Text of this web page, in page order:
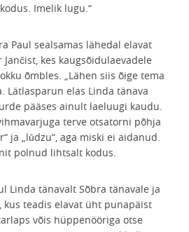
Imelik lugu.“
Paul sealsamas lähedal elavat
kes kaugsõidulaevadele
õmbles. „Lähen siis õige tema
Lätlasparun elas Linda tänava
pääses ainult laeluugi kaudu.
terve otsatorni põhja
ja „lūdzu“, aga miski ei aidanud.
polnud lihtsalt kodus.
Linda tänavalt Sõbra tänavale ja
kus teadis elavat üht punapäist
võis hüppenööriga otse